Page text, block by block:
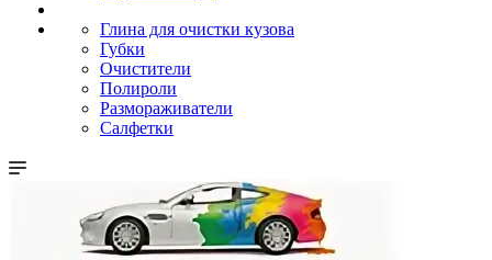
Глина для очистки кузова
Губки
Очистители
Полироли
Размораживатели
Салфетки